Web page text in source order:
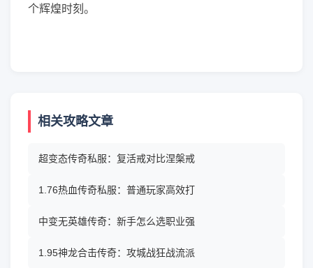
个辉煌时刻。
相关攻略文章
超变态传奇私服：复活戒对比涅槃戒
1.76热血传奇私服：普通玩家高效打
中变无英雄传奇：新手怎么选职业强
1.95神龙合击传奇：攻城战狂战流派